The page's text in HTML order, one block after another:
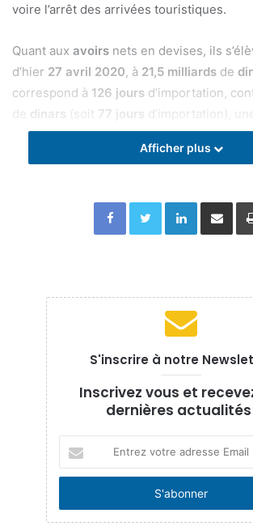
voire l’arrêt des arrivées touristiques.
Quant aux avoirs nets en devises, ils
d’hier 27 avril 2020, à 21,5 milliards de
correspond à 126 jours d’importation,
de dinars (soit 77 jours d’importation),
auparavant.
Afficher plus
FacebookTwitterLinkedinPartager par
S'inscrire à notre
Inscrivez vous et
dernières
votre
adresse